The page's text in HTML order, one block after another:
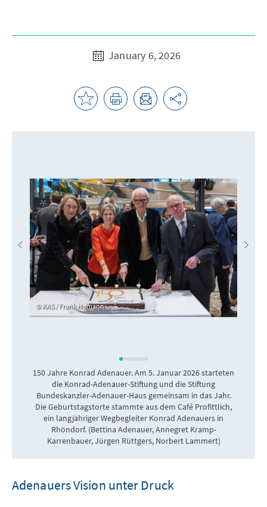
January 6, 2026
KAS / Frank Homann
150 Jahre Konrad Adenauer. Am 5. Januar 2026 starteten
die Konrad-Adenauer-Stiftung und die Stiftung
Bundeskanzler-Adenauer-Haus gemeinsam in das Jahr.
Die Geburtstagstorte stammte aus dem Café Profittlich,
ein langjähriger Wegbegleiter Konrad Adenauers in
Rhöndorf. (Bettina Adenauer, Annegret Kramp-
Karrenbauer, Jürgen Rüttgers, Norbert Lammert)
Adenauers Vision unter Druck